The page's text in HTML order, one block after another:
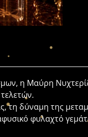
η Μαύρη
τη δύναμη της
φυλαχτό